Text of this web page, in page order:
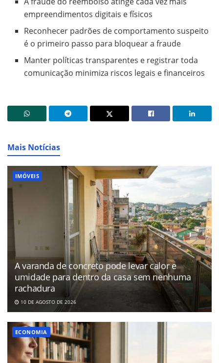
empreendimentos digitais e físicos
Reconhecer padrões de comportamento suspeito
é o primeiro passo para bloquear a fraude
Manter políticas transparentes e registrar toda
comunicação minimiza riscos legais e financeiros
Mais Notícias
IMÓVEIS
A varanda de concreto pode levar calor e
umidade para dentro da casa sem nenhuma
rachadura
10 DE AGOSTO DE 2026
ECONOMIA